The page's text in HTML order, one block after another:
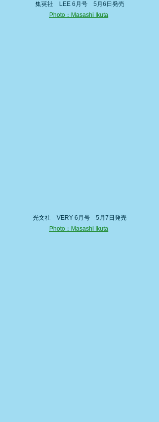
集英社　LEE 6月号　5月6日発売
Photo：Masashi Ikuta
光文社　VERY 6月号　5月7日発売
Photo：Masashi Ikuta